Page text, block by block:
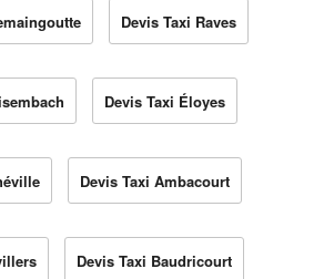
Devis Taxi Raves
Devis Taxi Éloyes
Devis Taxi Ambacourt
Devis Taxi Baudricourt